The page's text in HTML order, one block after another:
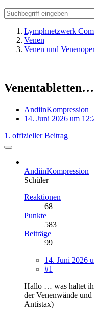
Lymphnetzwerk
Venen
Venen und
Venentabletten…
AndiinKompression
14. Juni 2026 um
1. offizieller Beitrag
AndiinKompression
Schüler
Reaktionen
68
Punkte
583
Beiträge
99
14. Juni 2026
#1
Hallo … was haltet
der Venenwände
Antistax)